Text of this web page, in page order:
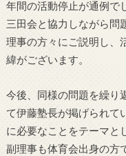
年間の活動停止が通例で
三田会と協力しながら問
理事の方々にご説明し、
緯がございます。
今後、同様の問題を繰り
て伊藤塾長が掲げられて
に必要なことをテーマと
副理事も体育会出身の方